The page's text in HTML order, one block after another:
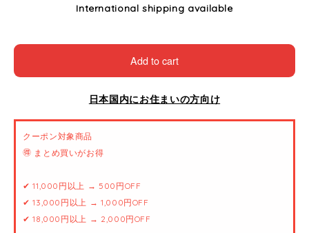
International shipping available
Add to cart
日本国内にお住まいの方向け
クーポン対象商品
🉐 まとめ買いがお得
✔ 11,000円以上 → 500円OFF
✔ 13,000円以上 → 1,000円OFF
✔ 18,000円以上 → 2,000円OFF